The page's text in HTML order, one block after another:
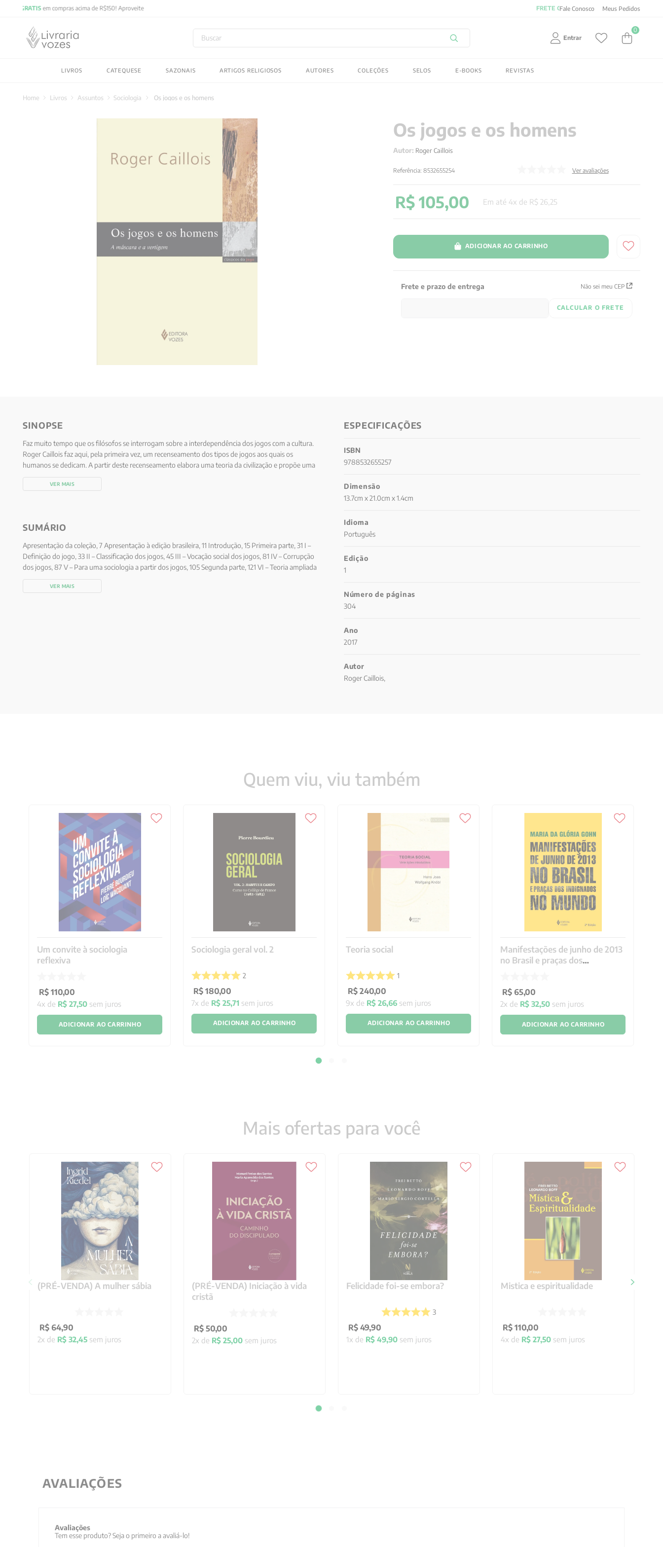
Fale Conosco Meus Pedidos
Buscar
Entrar
0
LIVROS CATEQUESE SAZONAIS ARTIGOS RELIGIOSOS AUTORES COLEÇÕES SELOS E-BOOKS REVISTAS
Livros Assuntos Sociologia Os jogos e os homens
Os jogos e os homens
Autor: Roger Caillois
Referência:8532655254 Ver avaliações
R$ 105,00 Em até 4x de R$ 26 ,25
ADICIONAR AO CARRINHO
Frete e prazo de entrega Não sei meu CEP
CALCULAR O FRETE
SINOPSE
Faz muito tempo que os filósofos se interrogam sobre a interdependência dos jogos com a cultura.
Roger Caillois faz aqui, pela primeira vez, um recenseamento dos tipos de jogos aos quais os
humanos se dedicam. A partir deste recenseamento elabora uma teoria da civilização e propõe uma
nova interpretação das diferentes culturas, das sociedades primitivas às contemporâneas.
VER MAIS
SUMÁRIO
Apresentação da coleção, 7 Apresentação à edição brasileira, 11 Introdução, 15 Primeira parte, 31 I –
Definição do jogo, 33 II – Classificação dos jogos, 45 III – Vocação social dos jogos, 81 IV – Corrupção
dos jogos, 87 V – Para uma sociologia a partir dos jogos, 105 Segunda parte, 121 VI – Teoria ampliada
dos jogos, 123 VII – Simulacro e vertigem, 135 VIII – Competição e acaso, 161 IX – Ressurgências no
mundo moderno, 203 Complementos, 223 I – Importância dos jogos de azar, 225 II – Da pedagogia à
VER MAIS
ESPECIFICAÇÕES
ISBN
9788532655257
Dimensão
13.7cm x 21.0cm x 1.4cm
Idioma
Português
Edição
1
Número de páginas
304
Ano
2017
Autor
Roger Caillois,
Quem viu, viu também
Um convite à sociologia
reflexiva
R$ 110,00
4x de R$ 27,50 sem juros
ADICIONAR AO CARRINHO
Sociologia geral vol. 2
2
R$ 180,00
7x de R$ 25,71 sem juros
ADICIONAR AO CARRINHO
Teoria social
1
R$ 240,00
9x de R$ 26,66 sem juros
ADICIONAR AO CARRINHO
Manifestações de junho de 2013
no Brasil e praças dos
R$ 65,00
2x de R$ 32,50 sem juros
ADICIONAR AO CARRINHO
Mais ofertas para você
(PRÉ-VENDA) A mulher sábia
R$ 64,90
2x de R$ 32,45sem juros
(PRÉ-VENDA) Iniciação à vida
cristã
R$ 50,00
2x de R$ 25,00sem juros
Felicidade foi-se embora?
3
R$ 49,90
1x de R$ 49,90sem juros
Mistica e espiritualidade
R$ 110,00
4x de R$ 27,50sem juros
AVALIAÇÕES
Avaliações
Tem esse produto? Seja o primeiro a avaliá-lo!
2027
6º pré venda
psicologia